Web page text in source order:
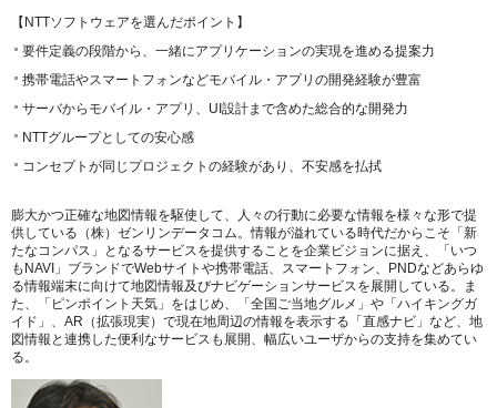
【NTTソフトウェアを選んだポイント】
要件定義の段階から、一緒にアプリケーションの実現を進める提案力
携帯電話やスマートフォンなどモバイル・アプリの開発経験が豊富
サーバからモバイル・アプリ、UI設計まで含めた総合的な開発力
NTTグループとしての安心感
コンセプトが同じプロジェクトの経験があり、不安感を払拭
膨大かつ正確な地図情報を駆使して、人々の行動に必要な情報を様々な形で提
供している（株）ゼンリンデータコム。情報が溢れている時代だからこそ「新
たなコンパス」となるサービスを提供することを企業ビジョンに据え、「いつ
もNAVI」ブランドでWebサイトや携帯電話、スマートフォン、PNDなどあらゆ
る情報端末に向けて地図情報及びナビゲーションサービスを展開している。ま
た、「ピンポイント天気」をはじめ、「全国ご当地グルメ」や「ハイキングガ
イド」、AR（拡張現実）で現在地周辺の情報を表示する「直感ナビ」など、地
図情報と連携した便利なサービスも展開、幅広いユーザからの支持を集めてい
る。